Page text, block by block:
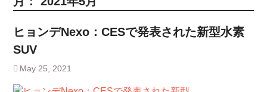
ヒョンデNexo：CESで発表された新型水素
SUV
May 25, 2021